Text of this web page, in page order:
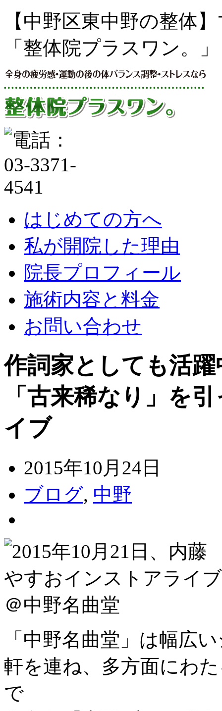
【中野区東中野の整体
「整体院プラスワン。」
はじめての方へ
私が開院した理由
院長プロフィール
施術内容と料金
お問い合わせ
作詞家としても活
「古来稀なり」を
イブ
2015年10月24日
ブログ, 中野
「中野名曲堂」は幅広
軒を連ね、多方面にわ
で